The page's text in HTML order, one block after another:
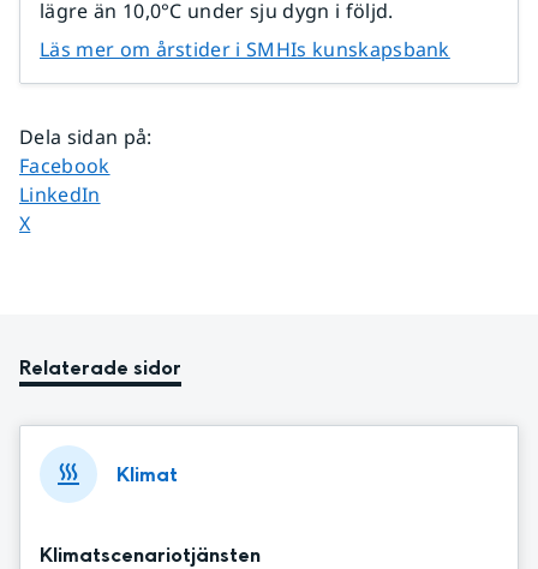
lägre än 10,0°C under sju dygn i följd.
Läs mer om årstider i SMHIs kunskapsbank
Dela sidan på:
Dela sidan på
Facebook
Dela sidan på
LinkedIn
Dela sidan på
X
Relaterade sidor
Klimat
Klimatscenariotjänsten